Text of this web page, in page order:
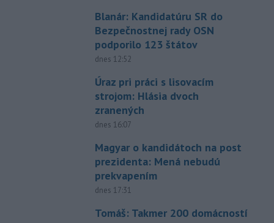
Blanár: Kandidatúru SR do
Bezpečnostnej rady OSN
podporilo 123 štátov
dnes 12:52
Úraz pri práci s lisovacím
strojom: Hlásia dvoch
zranených
dnes 16:07
Magyar o kandidátoch na post
prezidenta: Mená nebudú
prekvapením
dnes 17:31
Tomáš: Takmer 200 domácností